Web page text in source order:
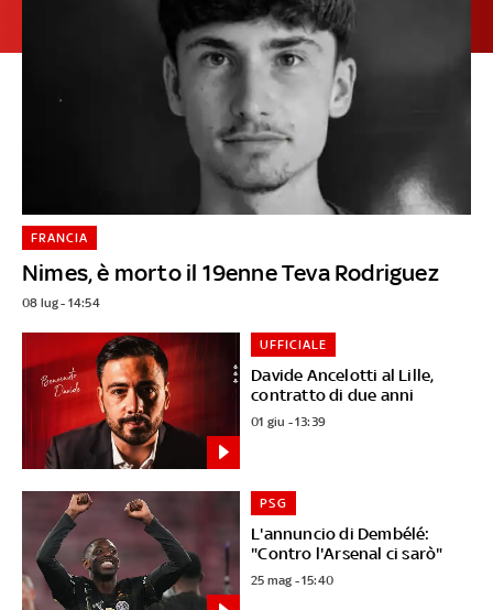
Nimes, è morto il 19enne Teva Rodriguez
FRANCIA
08 lug - 14:54
Davide Ancelotti al Lille,
contratto di due anni
UFFICIALE
01 giu - 13:39
L'annuncio di Dembélé:
"Contro l'Arsenal ci sarò"
PSG
25 mag - 15:40